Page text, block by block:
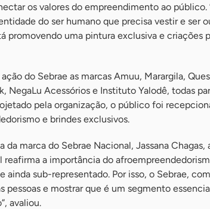
os valores do empreendimento ao público.
do ser humano que precisa vestir e ser
promovendo uma pintura exclusiva e criações
do Sebrae as marcas Amuu, Marargila,
NegaLu Acessórios e Instituto Yalodê, todas
pela organização, o público foi
e brindes exclusivos.
marca do Sebrae Nacional, Jassana Chagas,
a importância do
ainda sub-representado. Por isso, o Sebrae,
pessoas e mostrar que é um segmento
avaliou.